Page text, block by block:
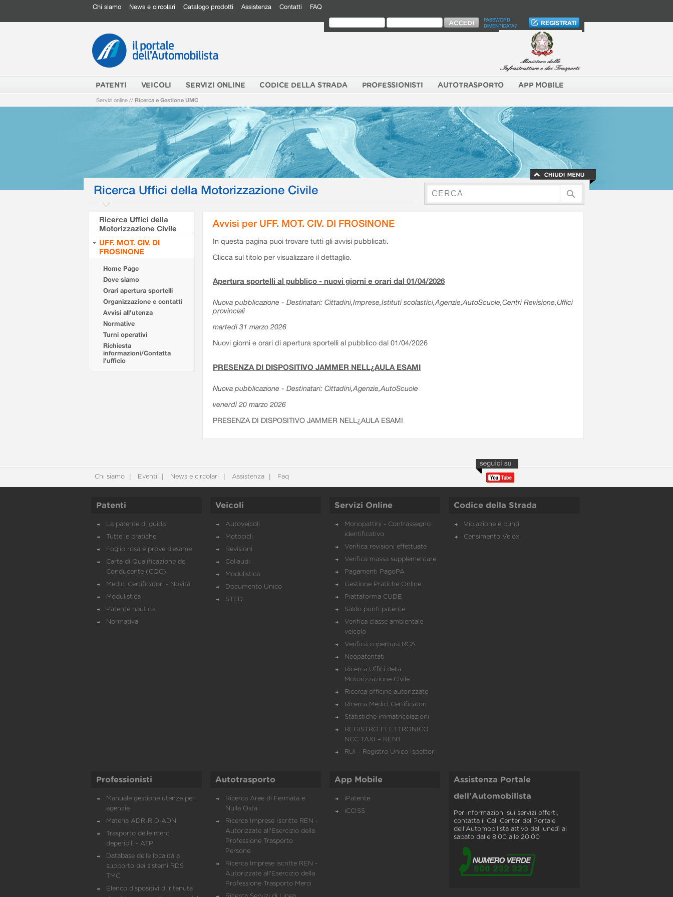
Chi siamo News e circolari Catalogo prodotti Assistenza Contatti FAQ
PASSWORD
DIMENTICATA?
PATENTI VEICOLI SERVIZI ONLINE CODICE DELLA STRADA PROFESSIONISTI AUTOTRASPORTO APP MOBILE
Servizi online // Ricerca e Gestione UMC
Ricerca Uffici della Motorizzazione Civile
Ricerca Uffici della
Motorizzazione Civile
UFF. MOT. CIV. DI
FROSINONE
Home Page
Dove siamo
Orari apertura sportelli
Organizzazione e contatti
Avvisi all'utenza
Normative
Turni operativi
Richiesta
informazioni/Contatta
l'ufficio
Avvisi per UFF. MOT. CIV. DI FROSINONE
In questa pagina puoi trovare tutti gli avvisi pubblicati.
Clicca sul titolo per visualizzare il dettaglio.
Apertura sportelli al pubblico - nuovi giorni e orari dal 01/04/2026
Nuova pubblicazione - Destinatari: Cittadini,Imprese,Istituti scolastici,Agenzie,AutoScuole,Centri Revisione,Uffici
provinciali
martedì 31 marzo 2026
Nuovi giorni e orari di apertura sportelli al pubblico dal 01/04/2026
PRESENZA DI DISPOSITIVO JAMMER NELL¿AULA ESAMI
Nuova pubblicazione - Destinatari: Cittadini,Agenzie,AutoScuole
venerdì 20 marzo 2026
PRESENZA DI DISPOSITIVO JAMMER NELL¿AULA ESAMI
Chi siamo Eventi News e circolari Assistenza Faq
Patenti
La patente di guida
Tutte le pratiche
Foglio rosa e prove d’esame
Carta di Qualificazione del
Conducente (CQC)
Medici Certificatori - Novità
Modulistica
Patente nautica
Normativa
Veicoli
Autoveicoli
Motocicli
Revisioni
Collaudi
Modulistica
Documento Unico
STED
Servizi Online
Monopattini - Contrassegno
identificativo
Verifica revisioni effettuate
Verifica massa supplementare
Pagamenti PagoPA
Gestione Pratiche Online
Piattaforma CUDE
Saldo punti patente
Verifica classe ambientale
veicolo
Verifica copertura RCA
Neopatentati
Ricerca Uffici della
Motorizzazione Civile
Ricerca officine autorizzate
Ricerca Medici Certificatori
Statistiche immatricolazioni
REGISTRO ELETTRONICO
NCC TAXI – RENT
RUI - Registro Unico Ispettori
Codice della Strada
Violazione e punti
Censimento Velox
Professionisti
Manuale gestione utenze per
agenzie
Materia ADR-RID-ADN
Trasporto delle merci
deperibili - ATP
Database delle località a
supporto dei sistemi RDS
TMC
Elenco dispositivi di ritenuta
Autotrasporto
Ricerca Aree di Fermata e
Nulla Osta
Ricerca Imprese Iscritte REN -
Autorizzate all'Esercizio della
Professione Trasporto
Persone
Ricerca Imprese iscritte REN -
Autorizzate all'Esercizio della
Professione Trasporto Merci
App Mobile
iPatente
iCCISS
Assistenza Portale
dell'Automobilista
Per informazioni sui servizi offerti,
contatta il Call Center del Portale
dell'Automobilista attivo dal lunedì al
sabato dalle 8.00 alle 20.00